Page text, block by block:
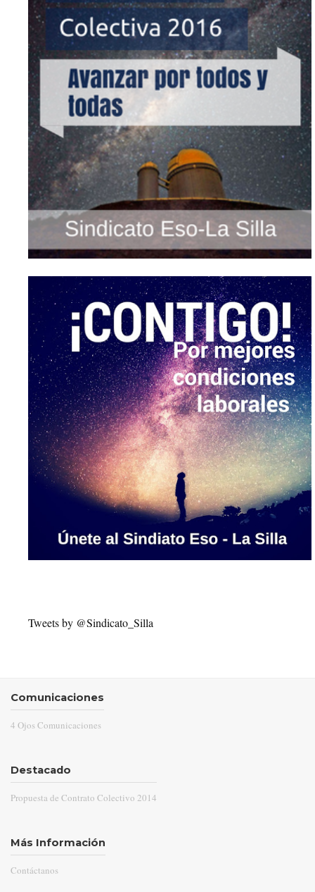
Tweets by @Sindicato_Silla
Comunicaciones
4 Ojos Comunicaciones
Destacado
Propuesta de Contrato Colectivo 2014
Más Información
Contáctanos